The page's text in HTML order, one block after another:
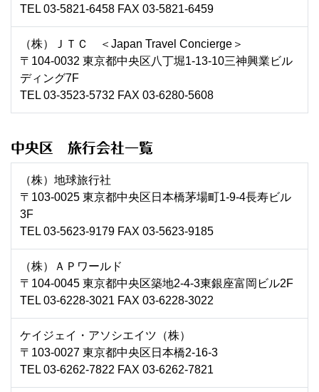
TEL 03-5821-6458 FAX 03-5821-6459
（株）ＪＴＣ ＜Japan Travel Concierge＞
〒104-0032 東京都中央区八丁堀1-13-10三神興業ビル
ディング7F
TEL 03-3523-5732 FAX 03-6280-5608
中央区 旅行会社一覧
（株）地球旅行社
〒103-0025 東京都中央区日本橋茅場町1-9-4長寿ビル
3F
TEL 03-5623-9179 FAX 03-5623-9185
（株）ＡＰワールド
〒104-0045 東京都中央区築地2-4-3東銀座富岡ビル2F
TEL 03-6228-3021 FAX 03-6228-3022
ケイジェイ・アソシエイツ（株）
〒103-0027 東京都中央区日本橋2-16-3
TEL 03-6262-7822 FAX 03-6262-7821